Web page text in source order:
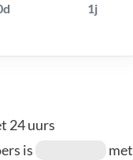
1j
24 uurs
is
met